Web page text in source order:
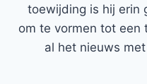
toewijding is hij erin
om te vormen tot een
al het nieuws